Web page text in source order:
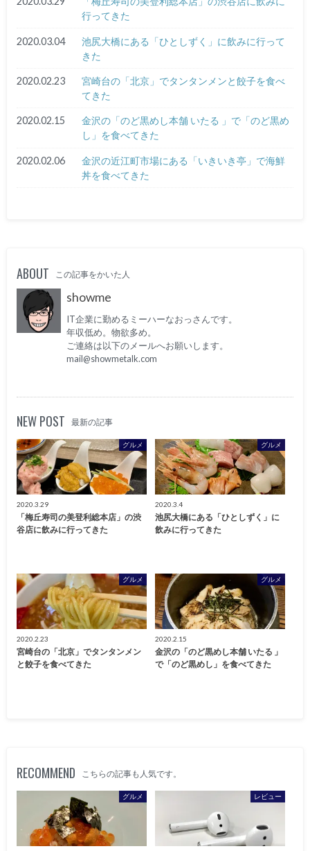
行ってきた
2020.03.04
池尻大橋にある「ひとしずく」に飲みに行って
きた
2020.02.23
宮崎台の「北京」でタンタンメンと餃子を食べ
てきた
2020.02.15
金沢の「のど黒めし本舗 いたる 」で「のど黒め
し」を食べてきた
2020.02.06
金沢の近江町市場にある「いきいき亭」で海鮮
丼を食べてきた
ABOUT この記事をかいた人
showme
IT企業に勤めるミーハーなおっさんです。
年収低め。物欲多め。
ご連絡は以下のメールへお願いします。
mail@showmetalk.com
NEW POST 最新の記事
グルメ
2020.3.29
「梅丘寿司の美登利総本店」の渋
谷店に飲みに行ってきた
グルメ
2020.3.4
池尻大橋にある「ひとしずく」に
飲みに行ってきた
グルメ
2020.2.23
宮崎台の「北京」でタンタンメン
と餃子を食べてきた
グルメ
2020.2.15
金沢の「のど黒めし本舗 いたる 」
で「のど黒めし」を食べてきた
RECOMMEND こちらの記事も人気です。
グルメ レビュー